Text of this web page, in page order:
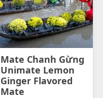
Mate Chanh Gừng
Unimate Lemon
Ginger Flavored
Mate